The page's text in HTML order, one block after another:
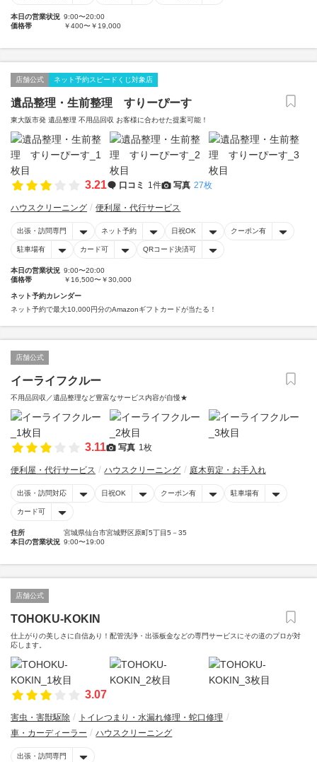
本日の営業状況 9:00〜20:00
価格帯
￥400〜￥19,000
店舗公式 ネット予約スピードくじ対象店
遺品整理・生前整理 すりーぴーす
東大阪市発 遺品整理 不用品回収 お客様に合わせた提案可能！
3.21 口コミ 1件 写真 27枚
ハウスクリーニング 便利屋・代行サービス
出張・訪問専門 ネット予約 日祝OK クーポン有
駐車場有 カード可 QRコード決済可
本日の営業状況 9:00〜20:00
価格帯
￥16,500〜￥30,000
ネット予約カレンダー
ネット予約で最大10,000円分のAmazonギフトカードが当たる！
店舗公式
イーライフクルー
不用品回収／遺品整理など豊富なサービス内容が自慢★
3.11 写真 1枚
便利屋・代行サービス ハウスクリーニング 庭木剪定・お手入れ
出張・訪問対応 日祝OK クーポン有 駐車場有
カード可
住所
宮城県仙台市宮城野区原町5丁目5－35
本日の営業状況 9:00〜19:00
店舗公式
TOHOKU-KOKIN
仕上がりの美しさに自信あり！配管洗浄・出張板金などの専門サービスにその道のプロが対
応します。
3.07
害虫・害獣駆除
トイレつまり・水漏れ修理・蛇口修理
車・カーディーラー
ハウスクリーニング
出張・訪問専門